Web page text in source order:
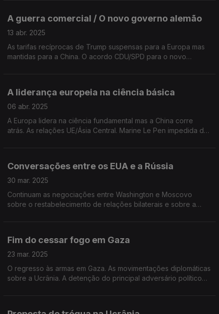
A guerra comercial / O novo governo alemão
13 abr. 2025
As tarifas recíprocas de Trump suspensas para a Europa mas
mantidas para a China. O acordo CDU/SPD para o novo
A liderança europeia na ciência básica
06 abr. 2025
A Europa lidera na ciência fundamental mas a China corre
atrás. As relações UE/Ásia Central. Marine Le Pen impedida de
Conversações entre os EUA e a Rússia
30 mar. 2025
Continuam as negociações entre Washington e Moscovo
sobre o restabelecimento de relações bilaterais e sobre a
Fim do cessar fogo em Gaza
23 mar. 2025
O regresso às armas em Gaza. As movimentações diplomáticas
sobre a Ucrânia. A detenção do principal adversário político